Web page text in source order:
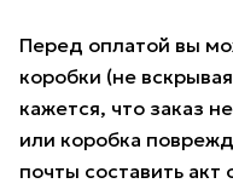
Перед оплатой вы
коробки (не
кажется, что заказ
или коробка
почты составить акт